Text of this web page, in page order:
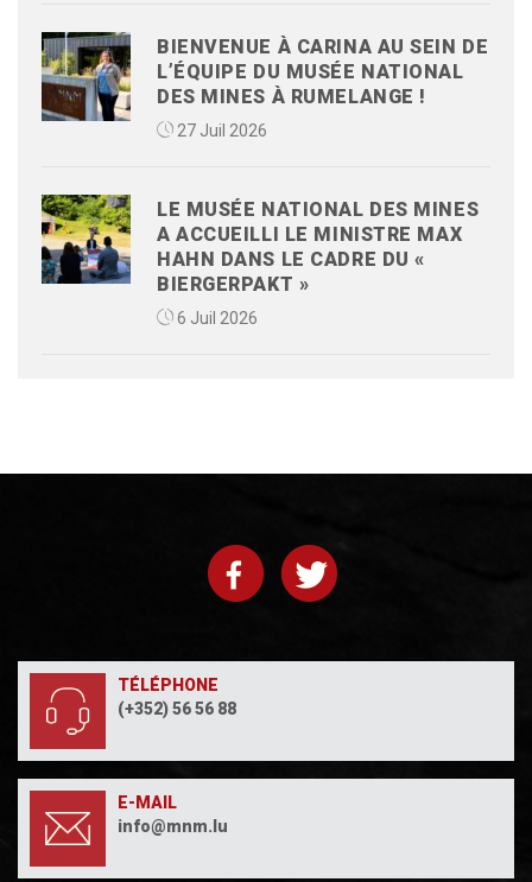
BIENVENUE À CARINA AU SEIN DE
L’ÉQUIPE DU MUSÉE NATIONAL
DES MINES À RUMELANGE !
27 Juil 2026
LE MUSÉE NATIONAL DES MINES
A ACCUEILLI LE MINISTRE MAX
HAHN DANS LE CADRE DU «
BIERGERPAKT »
6 Juil 2026
TÉLÉPHONE
(+352) 56 56 88
E-MAIL
info@mnm.lu